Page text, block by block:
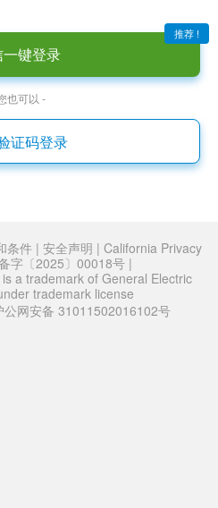
推荐 !
键登录
也可以 -
证码登录
条件 | 安全声明 | California Privacy
字〔2025〕00018号|
a trademark of General Electric
trademark license
公网安备 31011502016102号